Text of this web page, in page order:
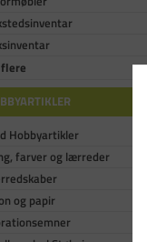
Hobbyartikler
farver og lærreder
og papir